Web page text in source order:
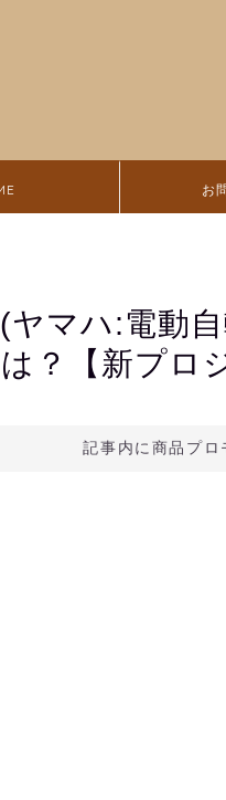
お
ヤマハ:電動
？【新プロ
記事内に商品プロ